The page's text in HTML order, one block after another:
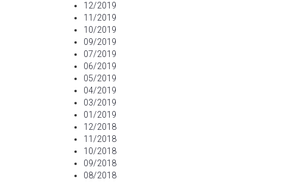
12/2019
11/2019
10/2019
09/2019
07/2019
06/2019
05/2019
04/2019
03/2019
01/2019
12/2018
11/2018
10/2018
09/2018
08/2018